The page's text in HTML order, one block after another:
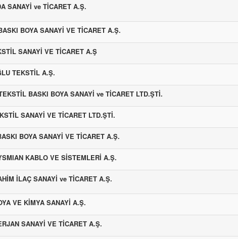
SANAYİ ve TİCARET A.Ş.
BOYA SANAYİ VE TİCARET A.Ş.
SANAYİ VE TİCARET A.Ş
TEKSTİL A.Ş.
BASKI BOYA SANAYİ ve TİCARET LTD.ŞTİ.
SANAYİ VE TİCARET LTD.ŞTİ.
BOYA SANAYİ VE TİCARET A.Ş.
KABLO VE SİSTEMLERİ A.Ş.
İLAÇ SANAYİ ve TİCARET A.Ş.
VE KİMYA SANAYİ A.Ş.
SANAYİ VE TİCARET A.Ş.